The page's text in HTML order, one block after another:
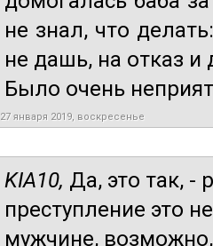
не знал, что
не дашь, на отказ
Было очень
27 января 2019, воскресенье
KIA10, Да, это так, -
преступление это
мужчине,